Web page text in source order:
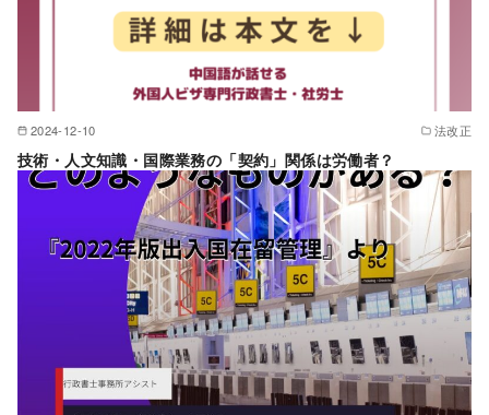
2024-12-10 法改正
技術・人文知識・国際業務の「契約」関係は労働者？